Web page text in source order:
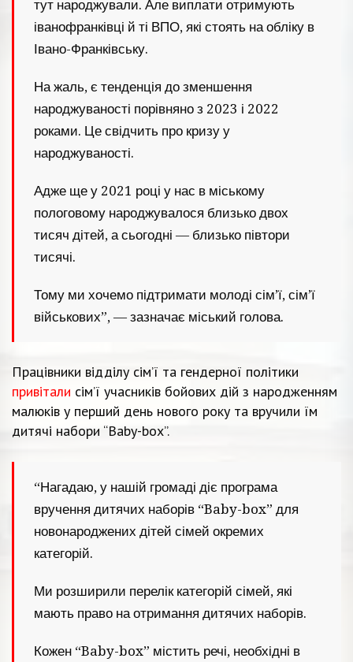
тут народжували. Але виплати отримують
іванофранківці й ті ВПО, які стоять на обліку в
Івано-Франківську.
На жаль, є тенденція до зменшення
народжуваності порівняно з 2023 і 2022
роками. Це свідчить про кризу у
народжуваності.
Адже ще у 2021 році у нас в міському
пологовому народжувалося близько двох
тисяч дітей, а сьогодні — близько півтори
тисячі.
Тому ми хочемо підтримати молоді сім’ї, сім’ї
військових”, — зазначає міський голова.
Працівники відділу сім’ї та гендерної політики
привітали сім’ї учасників бойових дій з народженням
малюків у перший день нового року та вручили їм
дитячі набори “Baby-box”.
“Нагадаю, у нашій громаді діє програма
вручення дитячих наборів “Baby-box” для
новонароджених дітей сімей окремих
категорій.
Ми розширили перелік категорій сімей, які
мають право на отримання дитячих наборів.
Кожен “Baby-box” містить речі, необхідні в